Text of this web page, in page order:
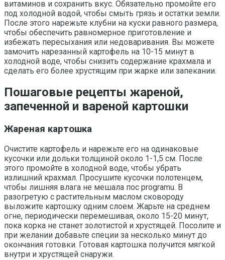
витаминов и сохранить вкус. Обязательно промойте его
под холодной водой, чтобы смыть грязь и остатки земли.
После этого нарежьте клубни на куски равного размера,
чтобы обеспечить равномерное приготовление и
избежать пересыхания или недоваривания. Вы можете
замочить нарезанный картофель на 10-15 минут в
холодной воде, чтобы снизить содержание крахмала и
сделать его более хрустящим при жарке или запекании.
Пошаговые рецепты жареной,
запеченной и вареной картошки
Жареная картошка
Очистите картофель и нарежьте его на одинаковые
кусочки или дольки толщиной около 1-1,5 см. После
этого промойте в холодной воде, чтобы убрать
излишний крахмал. Просушите кусочки полотенцем,
чтобы лишняя влага не мешала пос programu. В
разогретую с растительным маслом сковороду
выложите картошку одним слоем. Жарьте на среднем
огне, периодически перемешивая, около 15-20 минут,
пока корка не станет золотистой и хрустящей. Посолите и
при желании добавьте специи за несколько минут до
окончания готовки. Готовая картошка получится мягкой
внутри и хрустящей снаружи.